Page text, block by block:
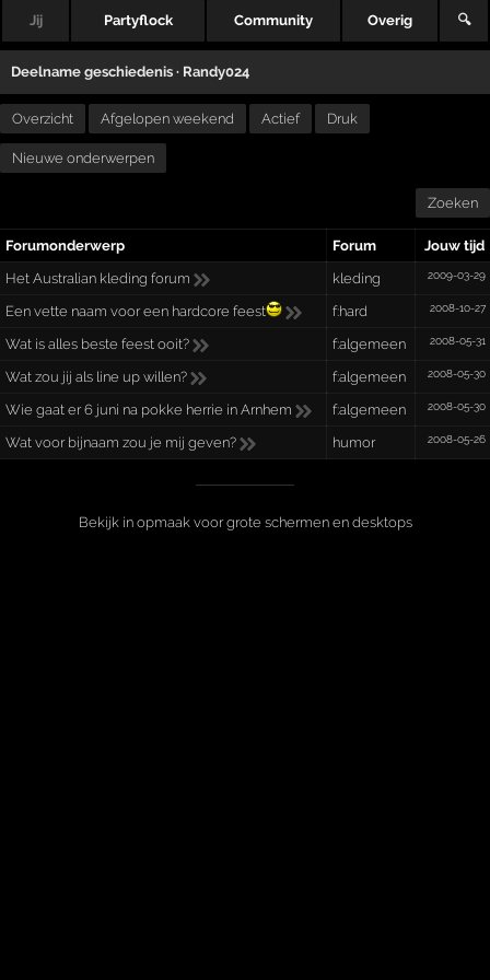
Jij Partyflock Community Overig 🔍
Deelname geschiedenis · Randy024
Overzicht Afgelopen weekend Actief Druk
Nieuwe onderwerpen
Zoeken
Forumonderwerp Forum
Jouw tijd
Het Australian kleding forum
kleding 2009-03-29
Een vette naam voor een hardcore feest f:hard 2008-10-27
Wat is alles beste feest ooit? f:algemeen 2008-05-31
Wat zou jij als line up willen? f:algemeen 2008-05-30
Wie gaat er 6 juni na pokke herrie in Arnhem f:algemeen 2008-05-30
Wat voor bijnaam zou je mij geven? humor 2008-05-26
Bekijk in opmaak voor grote schermen en desktops